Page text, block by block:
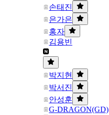
손태진
은가은
홍자
김용빈
박지현
박서진
안성훈
G-DRAGON(GD)